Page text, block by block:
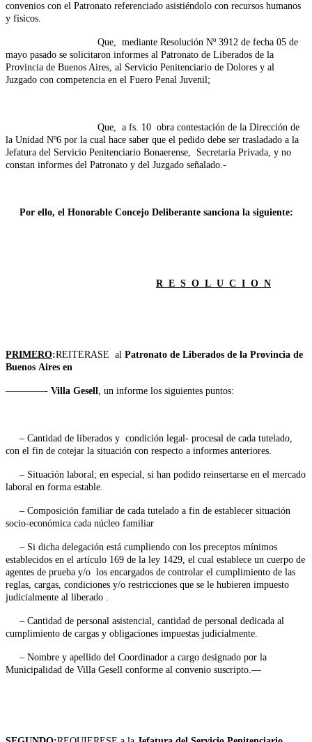
convenios con el Patronato referenciado asistiéndolo con recursos humanos
y físicos.
Que, mediante Resolución Nº 3912 de fecha 05 de
mayo pasado se solicitaron informes al Patronato de Liberados de la
Provincia de Buenos Aires, al Servicio Penitenciario de Dolores y al
Juzgado con competencia en el Fuero Penal Juvenil;
Que, a fs. 10 obra contestación de la Dirección de
la Unidad Nº6 por la cual hace saber que el pedido debe ser trasladado a la
Jefatura del Servicio Penitenciario Bonaerense, Secretaría Privada, y no
constan informes del Patronato y del Juzgado señalado.-
Por ello, el Honorable Concejo Deliberante sanciona la siguiente:
R E S O L U C I O N
PRIMERO:REITERASE al Patronato de Liberados de la Provincia de
Buenos Aires en
————- Villa Gesell, un informe los siguientes puntos:
– Cantidad de liberados y condición legal- procesal de cada tutelado,
con el fin de cotejar la situación con respecto a informes anteriores.
– Situación laboral; en especial, si han podido reinsertarse en el mercado
laboral en forma estable.
– Composición familiar de cada tutelado a fin de establecer situación
socio-económica cada núcleo familiar
– Si dicha delegación está cumpliendo con los preceptos mínimos
establecidos en el artículo 169 de la ley 1429, el cual establece un cuerpo de
agentes de prueba y/o los encargados de controlar el cumplimiento de las
reglas, cargas, condiciones y/o restricciones que se le hubieren impuesto
judicialmente al liberado .
– Cantidad de personal asistencial, cantidad de personal dedicada al
cumplimiento de cargas y obligaciones impuestas judicialmente.
– Nombre y apellido del Coordinador a cargo designado por la
Municipalidad de Villa Gesell conforme al convenio suscripto.—